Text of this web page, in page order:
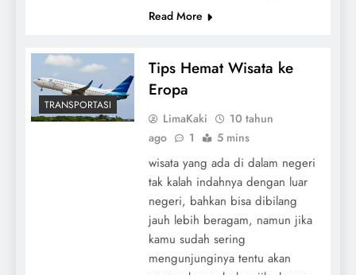
Read More
TRANSPORTASI
Tips Hemat Wisata ke
Eropa
LimaKaki
10 tahun
ago
1 5 mins
wisata yang ada di dalam negeri
tak kalah indahnya dengan luar
negeri, bahkan bisa dibilang
jauh lebih beragam, namun jika
kamu sudah sering
mengunjunginya tentu akan